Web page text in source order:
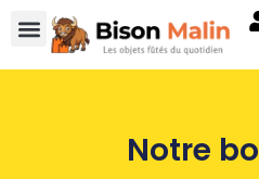
Notre